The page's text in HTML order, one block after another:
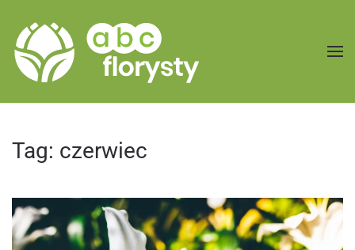
Przejdź do treści głównej
Tag: czerwiec